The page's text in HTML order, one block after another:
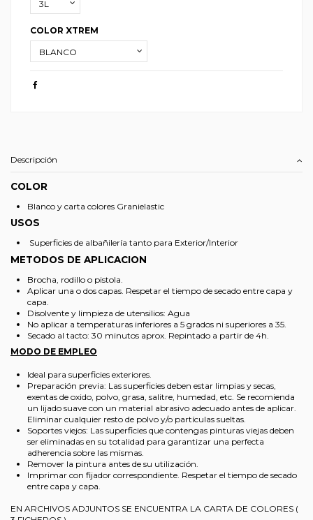
COLOR XTREM
Descripción
COLOR
Blanco y carta colores Granielastic
USOS
Superficies de albañilería tanto para Exterior/Interior
METODOS DE APLICACION
Brocha, rodillo o pistola.
Aplicar una o dos capas. Respetar el tiempo de secado entre capa y
capa.
Disolvente y limpieza de utensilios: Agua
No aplicar a temperaturas inferiores a 5 grados ni superiores a 35.
Secado al tacto: 30 minutos aprox. Repintado a partir de 4h.
MODO DE EMPLEO
Ideal para superficies exteriores.
Preparación previa: Las superficies deben estar limpias y secas,
exentas de oxido, polvo, grasa, salitre, humedad, etc. Se recomienda
un lijado suave con un material abrasivo adecuado antes de aplicar.
Eliminar cualquier resto de polvo y/o partículas sueltas.
Soportes viejos: Las superficies que contengas pinturas viejas deben
ser eliminadas en su totalidad para garantizar una perfecta
adherencia sobre las mismas.
Remover la pintura antes de su utilización.
Imprimar con fijador correspondiente. Respetar el tiempo de secado
entre capa y capa.
EN ARCHIVOS ADJUNTOS SE ENCUENTRA LA CARTA DE COLORES (